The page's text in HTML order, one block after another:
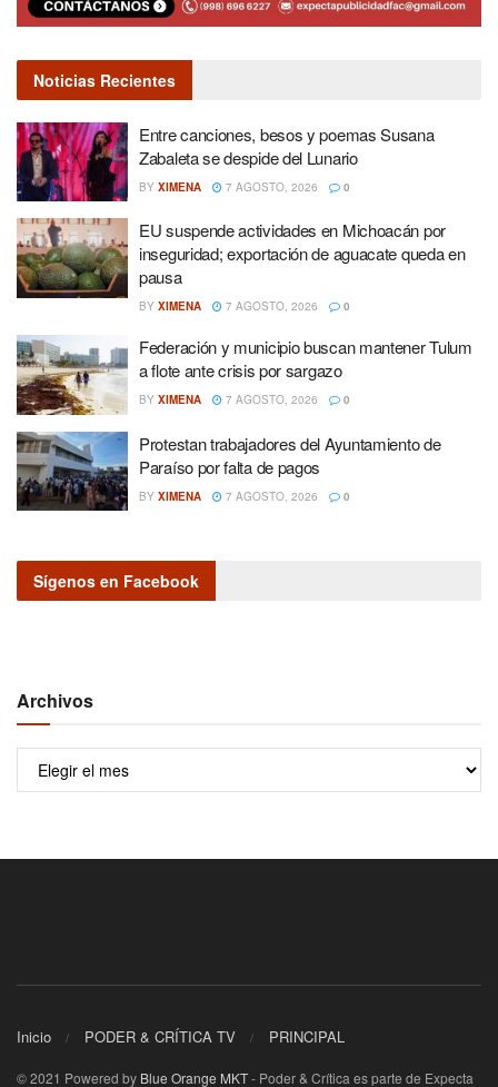
Noticias Recientes
Entre canciones, besos y poemas Susana
Zabaleta se despide del Lunario
BY XIMENA 7 AGOSTO, 2026 0
EU suspende actividades en Michoacán por
inseguridad; exportación de aguacate queda en
pausa
BY XIMENA 7 AGOSTO, 2026 0
Federación y municipio buscan mantener Tulum
a flote ante crisis por sargazo
BY XIMENA 7 AGOSTO, 2026 0
Protestan trabajadores del Ayuntamiento de
Paraíso por falta de pagos
BY XIMENA 7 AGOSTO, 2026 0
Sígenos en Facebook
Archivos
Archivos
Inicio PODER & CRÍTICA TV PRINCIPAL
© 2021 Powered by Blue Orange MKT- Poder & Crítica es parte de Expecta